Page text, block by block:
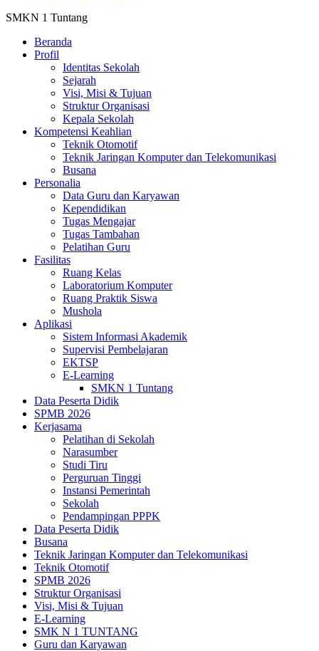
SMKN 1 Tuntang
Beranda
Profil
Identitas Sekolah
Sejarah
Visi, Misi & Tujuan
Struktur Organisasi
Kepala Sekolah
Kompetensi Keahlian
Teknik Otomotif
Teknik Jaringan Komputer dan Telekomunikasi
Busana
Personalia
Data Guru dan Karyawan
Kependidikan
Tugas Mengajar
Tugas Tambahan
Pelatihan Guru
Fasilitas
Ruang Kelas
Laboratorium Komputer
Ruang Praktik Siswa
Mushola
Aplikasi
Sistem Informasi Akademik
Supervisi Pembelajaran
EKTSP
E-Learning
SMKN 1 Tuntang
Data Peserta Didik
SPMB 2026
Kerjasama
Pelatihan di Sekolah
Narasumber
Studi Tiru
Perguruan Tinggi
Instansi Pemerintah
Sekolah
Pendampingan PPPK
Data Peserta Didik
Busana
Teknik Jaringan Komputer dan Telekomunikasi
Teknik Otomotif
SPMB 2026
Struktur Organisasi
Visi, Misi & Tujuan
E-Learning
SMK N 1 TUNTANG
Guru dan Karyawan